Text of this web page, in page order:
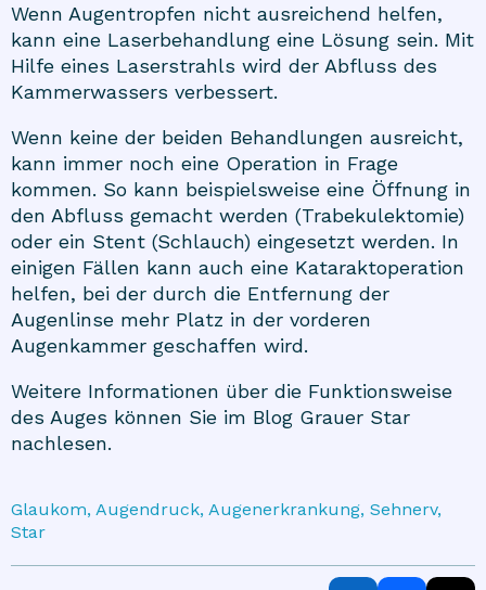
Wenn Augentropfen nicht ausreichend helfen,
kann eine Laserbehandlung eine Lösung sein. Mit
Hilfe eines Laserstrahls wird der Abfluss des
Kammerwassers verbessert.
Wenn keine der beiden Behandlungen ausreicht,
kann immer noch eine Operation in Frage
kommen. So kann beispielsweise eine Öffnung in
den Abfluss gemacht werden (Trabekulektomie)
oder ein Stent (Schlauch) eingesetzt werden. In
einigen Fällen kann auch eine Kataraktoperation
helfen, bei der durch die Entfernung der
Augenlinse mehr Platz in der vorderen
Augenkammer geschaffen wird.
Weitere Informationen über die Funktionsweise
des Auges können Sie im Blog Grauer Star
nachlesen.
Glaukom, Augendruck, Augenerkrankung, Sehnerv,
Star